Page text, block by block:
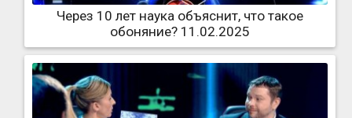
Через 10 лет наука объяснит, что такое
обоняние? 11.02.2025